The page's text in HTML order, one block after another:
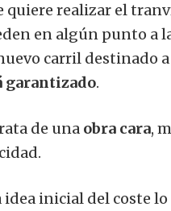
quiere realizar el
en algún punto a
carril destinado
garantizado.
de una obra cara,
idea inicial del coste